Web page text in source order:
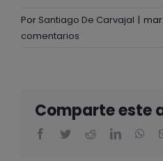
Por Santiago De Carvajal |
comentarios
Comparte este